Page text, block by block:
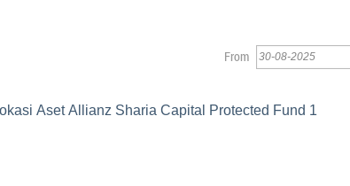
From
Aset Allianz Sharia Capital Protected Fund 1